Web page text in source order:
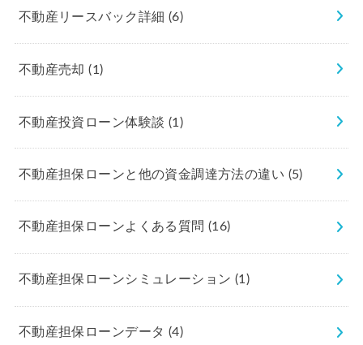
不動産リースバック詳細 (6)
不動産売却(1)
不動産投資ローン体験談 (1)
不動産担保ローンと他の資金調達方法の違い (5)
不動産担保ローンよくある質問(16)
不動産担保ローンシミュレーション (1)
不動産担保ローンデータ (4)